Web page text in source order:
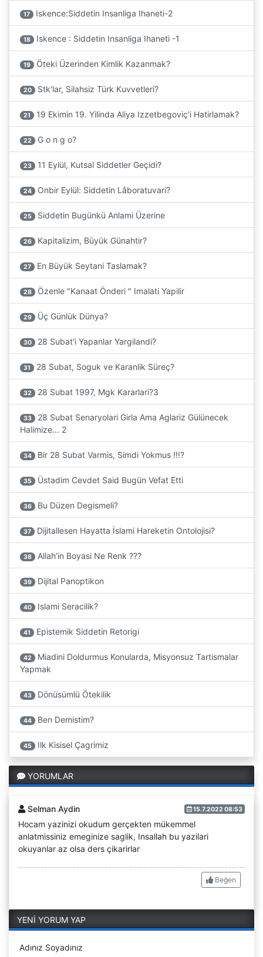
17 Iskence:Siddetin Insanliga Ihaneti-2
18 Iskence : Siddetin Insanliga Ihaneti -1
19 Öteki Üzerinden Kimlik Kazanmak?
20 Stk'lar, Silahsiz Türk Kuvvetleri?
21 19 Ekimin 19. Yilinda Aliya Izzetbegoviç'i Hatirlamak?
22 G o n g o?
23 11 Eylül, Kutsal Siddetler Geçidi?
24 Onbir Eylül: Siddetin Lâboratuvari?
25 Siddetin Bugünkü Anlami Üzerine
26 Kapitalizim, Büyük Günahtir?
27 En Büyük Seytani Taslamak?
28 Özenle "Kanaat Önderi " Imalati Yapilir
29 Üç Günlük Dünya?
30 28 Subat'i Yapanlar Yargilandi?
31 28 Subat, Soguk ve Karanlik Süreç?
32 28 Subat 1997, Mgk Kararlari?3
33
28 Subat Senaryolari Girla Ama Aglariz Gülünecek
Halimize... 2
34 Bir 28 Subat Varmis, Simdi Yokmus !!!?
35 Üstadim Cevdet Said Bugün Vefat Etti
36 Bu Düzen Degismeli?
37 Dijitallesen Hayatta İslami Hareketin Ontolojisi?
38 Allah’in Boyasi Ne Renk ???
39 Dijital Panoptikon
40 Islami Seracilik?
41 Epistemik Siddetin Retorigi
42
Miadini Doldurmus Konularda, Misyonsuz Tartismalar
Yapmak
43 Dönüsümlü Ötekilik
44 Ben Demistim?
45 Ilk Kisisel Çagrimiz
YORUMLAR
Selman Aydin 15.7.2022 08:53
Hocam yazinizi okudum gerçekten mükemmel
anlatmissiniz emeginize saglik, Insallah bu yazilari
okuyanlar az olsa ders çikarirlar
Beğen
YENİ YORUM YAP
Adınız Soyadınız